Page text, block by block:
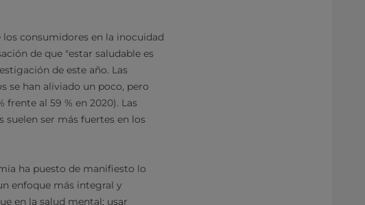
consumidores en la inocuidad
de que "estar saludable es
de este año. Las
se han aliviado un poco, pero
al 59 % en 2020). Las
ser más fuertes en los
ha puesto de manifiesto lo
enfoque más integral y
en la salud mental; usar